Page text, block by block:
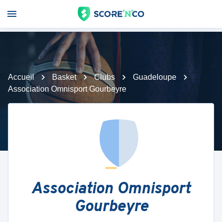
Accueil Basket Clubs
Guadeloupe
Association Omnisport Gourbeyre
Association Omnisport
Gourbeyre